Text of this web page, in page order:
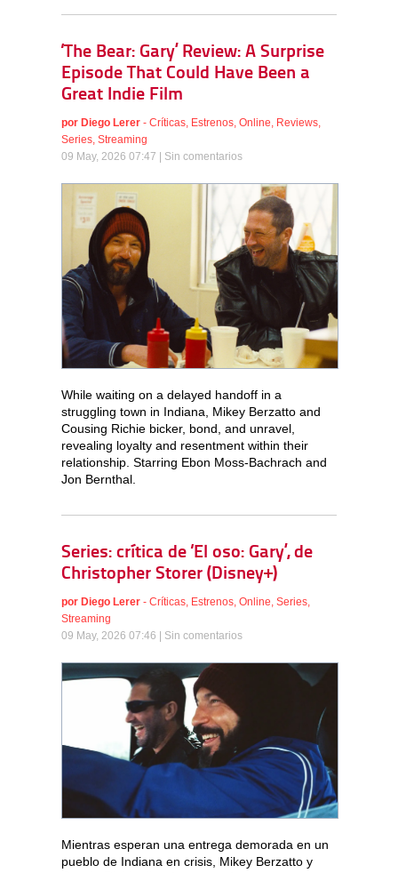
‘The Bear: Gary’ Review: A Surprise
Episode That Could Have Been a
Great Indie Film
por Diego Lerer - Críticas, Estrenos, Online, Reviews,
Series, Streaming
09 May, 2026 07:47 | Sin comentarios
While waiting on a delayed handoff in a
struggling town in Indiana, Mikey Berzatto and
Cousing Richie bicker, bond, and unravel,
revealing loyalty and resentment within their
relationship. Starring Ebon Moss-Bachrach and
Jon Bernthal.
Series: crítica de ‘El oso: Gary’, de
Christopher Storer (Disney+)
por Diego Lerer - Críticas Estrenos Online Series
Streaming
09 May, 2026 07:46 | Sin comentarios
Mientras esperan una entrega demorada en un
pueblo de Indiana en crisis, Mikey Berzatto y